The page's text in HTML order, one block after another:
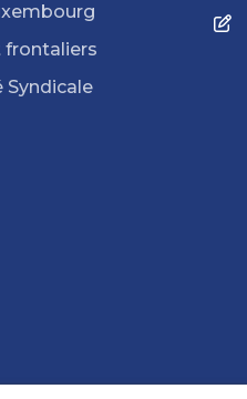
frontaliers
Syndicale